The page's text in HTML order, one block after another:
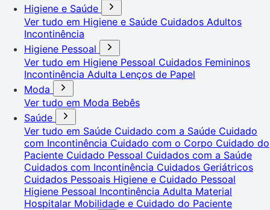
Higiene e Saúde
Ver tudo em Higiene e Saúde Cuidados Adultos
Incontinência
Higiene Pessoal
Ver tudo em Higiene Pessoal Cuidados Femininos
Incontinência Adulta Lenços de Papel
Moda
Ver tudo em Moda Bebês
Saúde
Ver tudo em Saúde Cuidado com a Saúde Cuidado
com Incontinência Cuidado com o Corpo Cuidado do
Paciente Cuidado Pessoal Cuidados com a Saúde
Cuidados com Incontinência Cuidados Geriátricos
Cuidados Pessoais Higiene e Cuidado Pessoal
Higiene Pessoal Incontinência Adulta Material
Hospitalar Mobilidade e Cuidado do Paciente